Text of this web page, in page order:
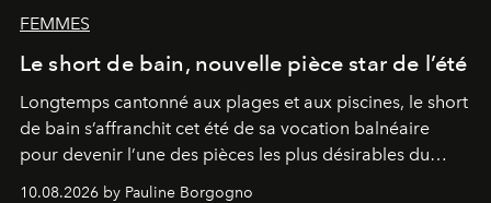
FEMMES
Le short de bain, nouvelle pièce star de l’été
Longtemps cantonné aux plages et aux piscines, le short
de bain s’affranchit cet été de sa vocation balnéaire
pour devenir l’une des pièces les plus désirables du
10.08.2026 by Pauline Borgogno